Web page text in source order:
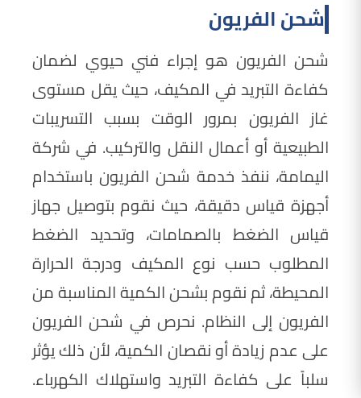
شحن الفريون
شحن الفريون هو إجراء فني حيوي لضمان
كفاءة التبريد في المكيف، حيث يقل مستوى
غاز الفريون بمرور الوقت بسبب التسريبات
الطبيعية أو أعمال النقل والتركيب. في شركة
اليمامة، ننفذ خدمة شحن الفريون باستخدام
أجهزة قياس دقيقة، حيث نقوم بتوصيل جهاز
قياس الضغط بالصمامات، وتحديد الضغط
المطلوب حسب نوع المكيف ودرجة الحرارة
المحيطة، ثم نقوم بشحن الكمية المناسبة من
الفريون إلى النظام. نحرص في شحن الفريون
على عدم زيادة أو نقصان الكمية، لأن ذلك يؤثر
سلباً على كفاءة التبريد واستهلاك الكهرباء.